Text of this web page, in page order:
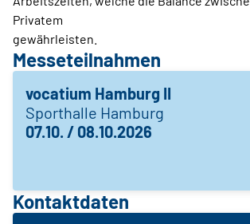
Privatem
gewährleisten.
Messeteilnahmen
vocatium Hamburg II
Sporthalle Hamburg
07.10. / 08.10.2026
Kontaktdaten